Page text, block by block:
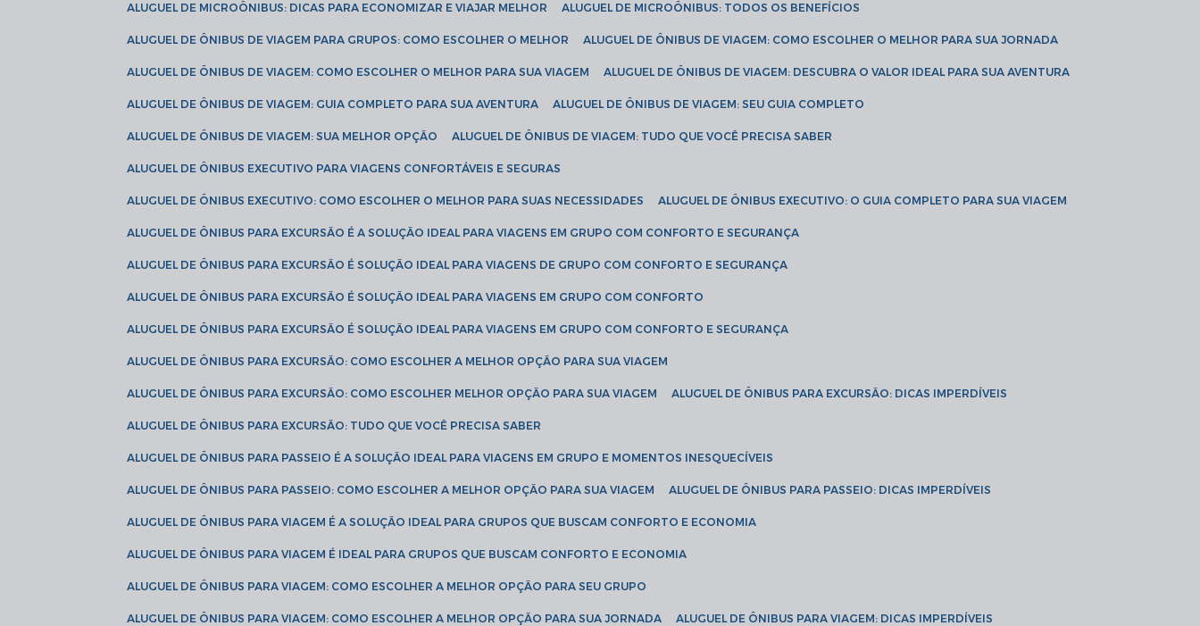
ALUGUEL DE MICROÔNIBUS: DICAS PARA ECONOMIZAR E VIAJAR MELHOR ALUGUEL DE MICROÔNIBUS: TODOS OS BENEFÍCIOS
ALUGUEL DE ÔNIBUS DE VIAGEM PARA GRUPOS: COMO ESCOLHER O MELHOR ALUGUEL DE ÔNIBUS DE VIAGEM: COMO ESCOLHER O MELHOR PARA SUA JORNADA
ALUGUEL DE ÔNIBUS DE VIAGEM: COMO ESCOLHER O MELHOR PARA SUA VIAGEM ALUGUEL DE ÔNIBUS DE VIAGEM: DESCUBRA O VALOR IDEAL PARA SUA AVENTURA
ALUGUEL DE ÔNIBUS DE VIAGEM: GUIA COMPLETO PARA SUA AVENTURA ALUGUEL DE ÔNIBUS DE VIAGEM: SEU GUIA COMPLETO
ALUGUEL DE ÔNIBUS DE VIAGEM: SUA MELHOR OPÇÃO ALUGUEL DE ÔNIBUS DE VIAGEM: TUDO QUE VOCÊ PRECISA SABER
ALUGUEL DE ÔNIBUS EXECUTIVO PARA VIAGENS CONFORTÁVEIS E SEGURAS
ALUGUEL DE ÔNIBUS EXECUTIVO: COMO ESCOLHER O MELHOR PARA SUAS NECESSIDADES ALUGUEL DE ÔNIBUS EXECUTIVO: O GUIA COMPLETO PARA SUA VIAGEM
ALUGUEL DE ÔNIBUS PARA EXCURSÃO É A SOLUÇÃO IDEAL PARA VIAGENS EM GRUPO COM CONFORTO E SEGURANÇA
ALUGUEL DE ÔNIBUS PARA EXCURSÃO É SOLUÇÃO IDEAL PARA VIAGENS DE GRUPO COM CONFORTO E SEGURANÇA
ALUGUEL DE ÔNIBUS PARA EXCURSÃO É SOLUÇÃO IDEAL PARA VIAGENS EM GRUPO COM CONFORTO
ALUGUEL DE ÔNIBUS PARA EXCURSÃO É SOLUÇÃO IDEAL PARA VIAGENS EM GRUPO COM CONFORTO E SEGURANÇA
ALUGUEL DE ÔNIBUS PARA EXCURSÃO: COMO ESCOLHER A MELHOR OPÇÃO PARA SUA VIAGEM
ALUGUEL DE ÔNIBUS PARA EXCURSÃO: COMO ESCOLHER MELHOR OPÇÃO PARA SUA VIAGEM ALUGUEL DE ÔNIBUS PARA EXCURSÃO: DICAS IMPERDÍVEIS
ALUGUEL DE ÔNIBUS PARA EXCURSÃO: TUDO QUE VOCÊ PRECISA SABER
ALUGUEL DE ÔNIBUS PARA PASSEIO É A SOLUÇÃO IDEAL PARA VIAGENS EM GRUPO E MOMENTOS INESQUECÍVEIS
ALUGUEL DE ÔNIBUS PARA PASSEIO: COMO ESCOLHER A MELHOR OPÇÃO PARA SUA VIAGEM ALUGUEL DE ÔNIBUS PARA PASSEIO: DICAS IMPERDÍVEIS
ALUGUEL DE ÔNIBUS PARA VIAGEM É A SOLUÇÃO IDEAL PARA GRUPOS QUE BUSCAM CONFORTO E ECONOMIA
ALUGUEL DE ÔNIBUS PARA VIAGEM É IDEAL PARA GRUPOS QUE BUSCAM CONFORTO E ECONOMIA
ALUGUEL DE ÔNIBUS PARA VIAGEM: COMO ESCOLHER A MELHOR OPÇÃO PARA SEU GRUPO
ALUGUEL DE ÔNIBUS PARA VIAGEM: COMO ESCOLHER A MELHOR OPÇÃO PARA SUA JORNADA ALUGUEL DE ÔNIBUS PARA VIAGEM: DICAS IMPERDÍVEIS